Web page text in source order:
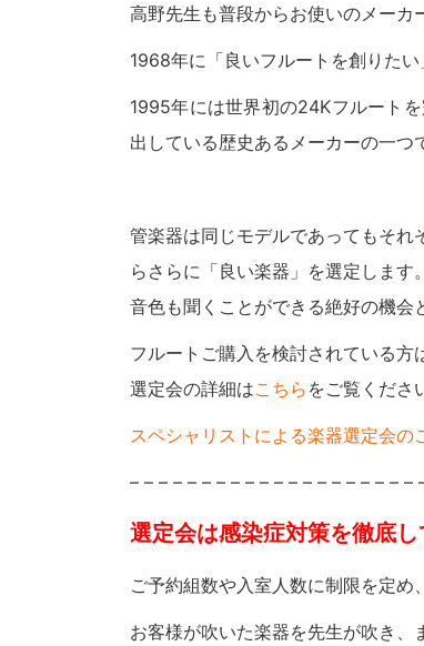
高野先生も普段からお使いのメーカ
1968年に「良いフルートを創りた
1995年には世界初の24Kフルート
出している歴史あるメーカーの一つ
管楽器は同じモデルであってもそ
らさらに「良い楽器」を選定しま
音色も聞くことができる絶好の機会
フルートご購入を検討されている方
選定会の詳細はこちら をご覧くださ
スペシャリストによる楽器選定会の
– – – – – – – – – – – – – – – – – – – –
選定会は感染症対策を徹底し
ご予約組数や入室人数に制限を定め
お客様が吹いた楽器を先生が吹き、